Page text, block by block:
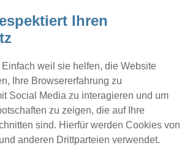
Ihren
weil sie helfen, die Website
Ihre Browsererfahrung zu
Social Media zu interagieren und um
zu zeigen, die auf Ihre
sind. Hierfür werden Cookies von
anderen Drittparteien verwendet.
Location eintragen Profil